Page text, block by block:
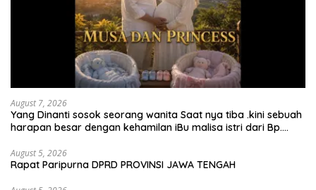
August 7, 2026
Yang Dinanti sosok seorang wanita Saat nya tiba .kini sebuah
harapan besar dengan kehamilan iBu malisa istri dari Bp.
Musa & Princes.
August 5, 2026
Rapat Paripurna DPRD PROVINSI JAWA TENGAH